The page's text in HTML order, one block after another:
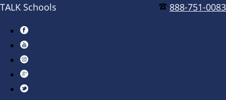
888-751-0083
TALK Schools